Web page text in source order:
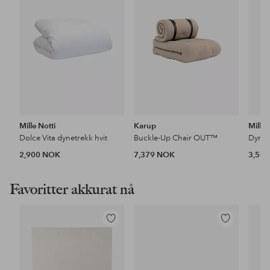
Mille Notti
Dolce Vita dynetrekk hvit
2,900 NOK
Karup
Buckle-Up Chair OUT™
7,379 NOK
Mille
Favoritter akkurat nå
Legg
Legg